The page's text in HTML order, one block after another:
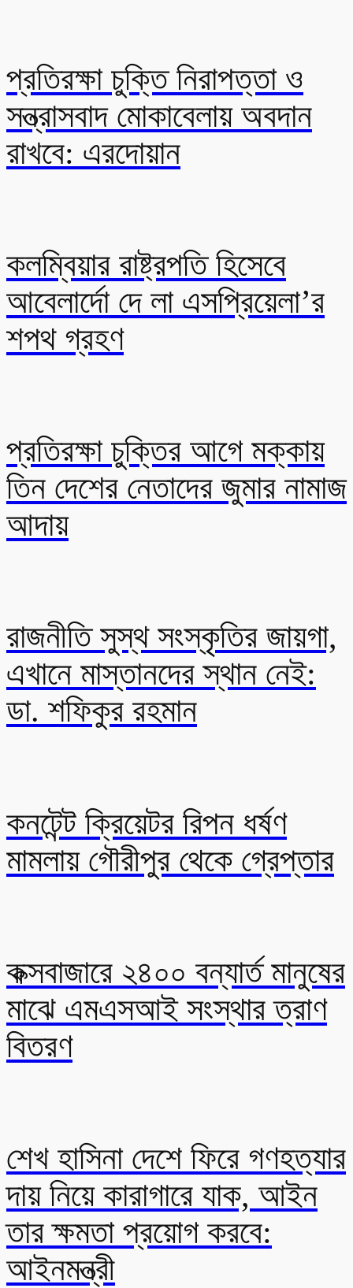
প্রতিরক্ষা চুক্তি নিরাপত্তা ও
সন্ত্রাসবাদ মোকাবেলায় অবদান
রাখবে: এরদোয়ান
কলম্বিয়ার রাষ্ট্রপতি হিসেবে
আবেলার্দো দে লা এসপ্রিয়েলা’র
শপথ গ্রহণ
প্রতিরক্ষা চুক্তির আগে মক্কায়
তিন দেশের নেতাদের জুমার নামাজ
আদায়
রাজনীতি সুস্থ সংস্কৃতির জায়গা,
এখানে মাস্তানদের স্থান নেই:
ডা. শফিকুর রহমান
কনটেন্ট ক্রিয়েটর রিপন ধর্ষণ
মামলায় গৌরীপুর থেকে গ্রেপ্তার
কক্সবাজারে ২৪০০ বন্যার্ত মানুষের
মাঝে এমএসআই সংস্থার ত্রাণ
বিতরণ
শেখ হাসিনা দেশে ফিরে গণহত্যার
দায় নিয়ে কারাগারে যাক, আইন
তার ক্ষমতা প্রয়োগ করবে:
আইনমন্ত্রী